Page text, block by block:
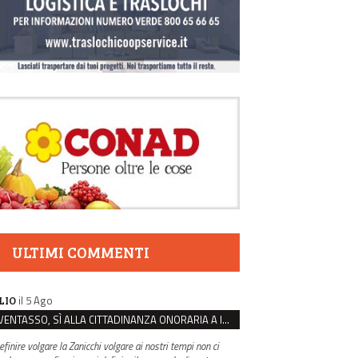
ULTIMI COMMENTI
il 5 Ago
VENTASSO, SÌ ALLA CITTADINANZA ONORARIA A IVA ZANICCHI. MA BARGIACCHI: “È DI PESSIMO GUSTO”
volgare la Zanicchi volgare ai nostri tempi non ci